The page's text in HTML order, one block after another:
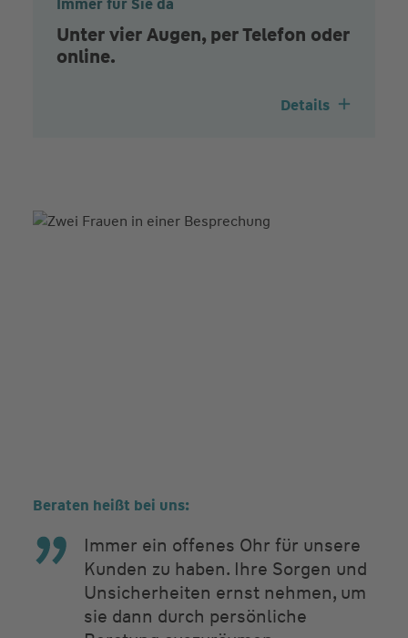
Immer für Sie da
Unter vier Augen, per Telefon oder
online.
Details
Beraten heißt bei uns:
Immer ein offenes Ohr für unsere
Kunden zu haben. Ihre Sorgen und
Unsicherheiten ernst nehmen, um
sie dann durch persönliche